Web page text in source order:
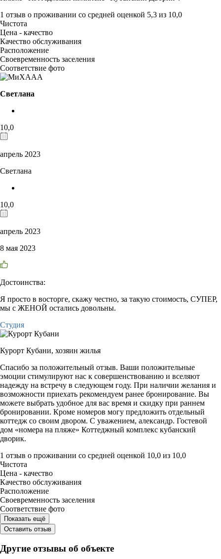
1 отзыв о проживании со средней оценкой 5,3 из 10,0
Чистота
Цена - качество
Качество обслуживания
Расположение
Своевременность заселения
Соответствие фото
Светлана
10,0
апрель 2023
Светлана
10,0
апрель 2023
8 мая 2023
Достоинства:
Я просто в восторге, скажу честно, за такую стоимость, СУПЕР,
мы с ЖЕНОЙ остались довольны.
Студия
Курорт Кубани, хозяин жилья
Спасибо за положительный отзыв. Ваши положительные
эмоции стимулируют нас к совершенствованию и вселяют
надежду на встречу в следующем году. При наличии желания и
возможности приехать рекомендуем ранее бронирование. Вы
можете выбрать удобное для вас время и скидку при раннем
бронировании. Кроме номеров могу предложить отдельный
коттедж со своим двором. С уважением, александр. Гостевой
дом «номера на пляже» Коттеджный комплекс кубанский
дворик.
1 отзыв о проживании со средней оценкой 10,0 из 10,0
Чистота
Цена - качество
Качество обслуживания
Расположение
Своевременность заселения
Соответствие фото
Показать ещё
Оставить отзыв
Другие отзывы об объекте